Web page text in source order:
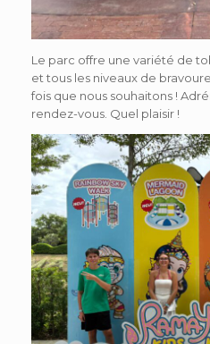
Le parc offre une variété de
et tous les niveaux de
fois que nous souhaitons !
rendez-vous. Quel plaisir !